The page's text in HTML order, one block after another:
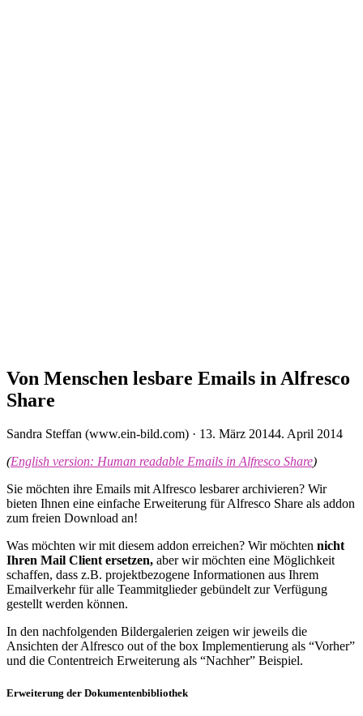
Von Menschen lesbare Emails in Alfresco
Share
Sandra Steffan (www.ein-bild.com) · Veröffentlicht
13. März 20144. April 2014
(English version: Human readable Emails in Alfresco Share)
Sie möchten ihre Emails mit Alfresco lesbarer archivieren? Wir
bieten Ihnen eine einfache Erweiterung für Alfresco Share als addon
zum freien Download an!
Was möchten wir mit diesem addon erreichen? Wir möchten nicht
Ihren Mail Client ersetzen, aber wir möchten eine Möglichkeit
schaffen, dass z.B. projektbezogene Informationen aus Ihrem
Emailverkehr für alle Teammitglieder gebündelt zur Verfügung
gestellt werden können.
In den nachfolgenden Bildergalerien zeigen wir jeweils die
Ansichten der Alfresco out of the box Implementierung als “Vorher”
und die Contentreich Erweiterung als “Nachher” Beispiel.
Erweiterung der Dokumentenbibliothek